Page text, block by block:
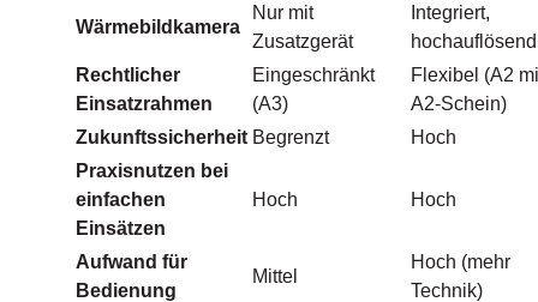
Wärmebildkamera
Nur mit
Zusatzgerät
Integriert,
hochauflösend
Rechtlicher
Einsatzrahmen
Eingeschränkt
(A3)
Flexibel (A2
A2-Schein)
Zukunftssicherheit Begrenzt
Hoch
Praxisnutzen bei
einfachen
Einsätzen
Hoch Hoch
Aufwand für
Bedienung
Mittel
Hoch (mehr
Technik)